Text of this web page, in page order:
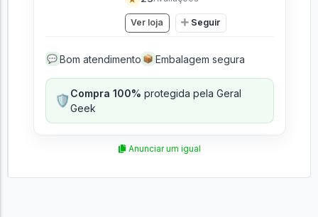
Ver loja Seguir
💬 Bom atendimento 📦 Embalagem segura
🛡️Compra 100% protegida pela Geral
Geek
Anunciar um igual